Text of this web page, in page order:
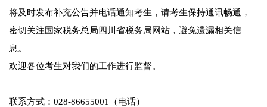
将及时发布补充公告并电话通知考生，请考生保持通讯畅通，
密切关注国家税务总局四川省税务局网站，避免遗漏相关信
息。
欢迎各位考生对我们的工作进行监督。
联系方式：028-86655001（电话）